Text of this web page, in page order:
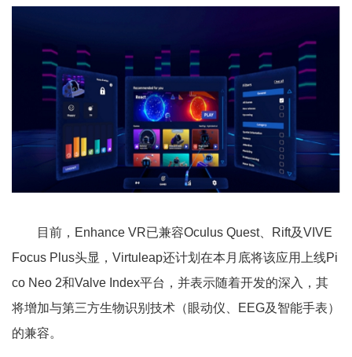
目前，Enhance VR已兼容Oculus Quest、Rift及VIVE
Focus Plus头显，Virtuleap还计划在本月底将该应用上线Pi
co Neo 2和Valve Index平台，并表示随着开发的深入，其
将增加与第三方生物识别技术（眼动仪、EEG及智能手表）
的兼容。